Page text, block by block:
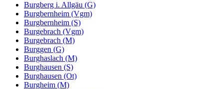
Burgberg i. Allgäu (G)
Burgbernheim (Vgm)
Burgbernheim (S)
Burgebrach (Vgm)
Burgebrach (M)
Burggen (G)
Burghaslach (M)
Burghausen (S)
Burghausen (Ot)
Burgheim (M)